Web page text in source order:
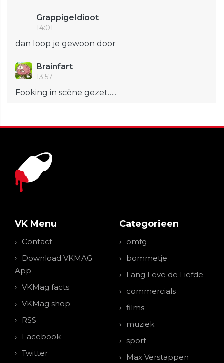
GrappigeIdioot
14:01
dan loop je gewoon door
Brainfart
13:57
Fooking in scène gezet…..
VK Menu
Contact
Download VKMAG
App
VKMag facts
VKMag shop
RSS
Facebook
Twitter
Categorieen
omfg
bommetje
Lang Leve de Liefde
commercials
films
muziek
sport
Max Verstappen